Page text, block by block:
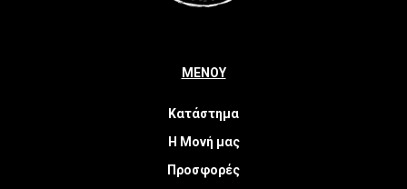
ΜΕΝΟΥ
Κατάστημα
Η Μονή μας
Προσφορές